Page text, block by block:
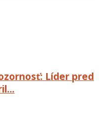
Líder pred